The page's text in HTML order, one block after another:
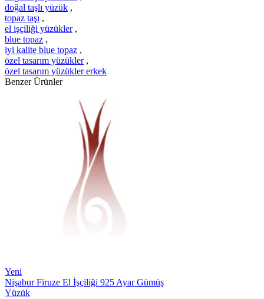
doğal taşlı yüzük ,
topaz taşı ,
el işçiliği yüzükler ,
blue topaz ,
iyi kalite blue topaz ,
özel tasarım yüzükler ,
özel tasarım yüzükler erkek
Benzer Ürünler
Yeni
Nişabur Firuze El İşçiliği 925 Ayar Gümüş
Yüzük